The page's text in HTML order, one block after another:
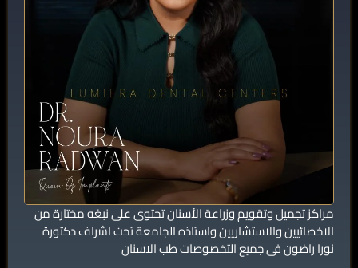
مراكز تجميل وتقويم وزراعة الأسنان تحتوى على نبغه مختارة من
الاخصائيين والاستشاريين واستاذه الجامعة تحت اشراف دكتورة
نورا راضون فى جميع التخصوصات طب الاسنان